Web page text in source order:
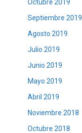
Octubre 2019
Septiembre 2019
Agosto 2019
Julio 2019
Junio 2019
Mayo 2019
Abril 2019
Noviembre 2018
Octubre 2018